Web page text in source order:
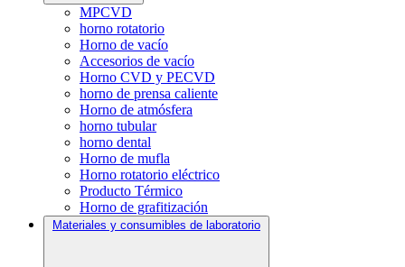
MPCVD
horno rotatorio
Horno de vacío
Accesorios de vacío
Horno CVD y PECVD
horno de prensa caliente
Horno de atmósfera
horno tubular
horno dental
Horno de mufla
Horno rotatorio eléctrico
Producto Térmico
Horno de grafitización
Materiales y consumibles de laboratorio